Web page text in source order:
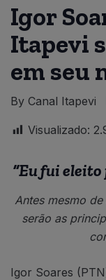
Igor
Itapevi
em seu
By Canal Itapevi
Visualizado:
“Eu fui
Antes mesmo
serão as
Igor Soares